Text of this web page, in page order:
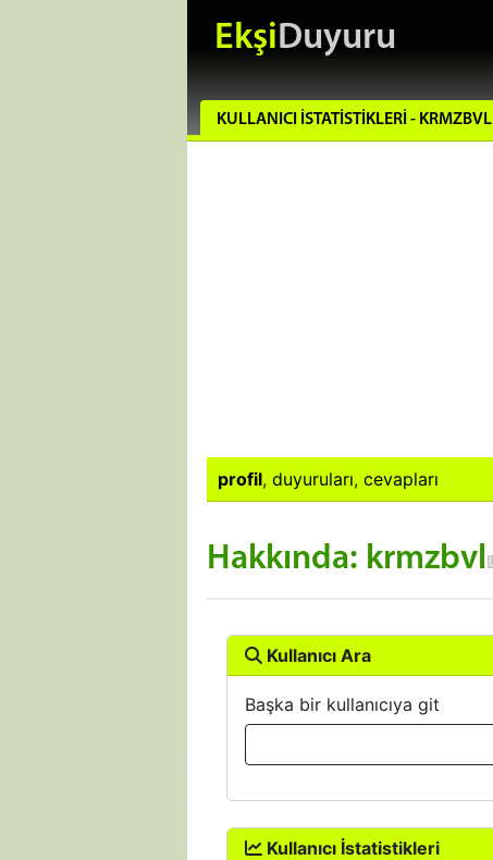
EkşiDuyuru
KULLANICI İSTATISTIKLERI - KRMZBVL
profil, duyuruları, cevapları
Hakkında: krmzbvl
Kullanıcı Ara
Başka bir kullanıcıya git
Kullanıcı İstatistikleri